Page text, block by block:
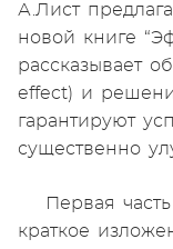
А.Лист
новой книге
рассказывает
effect) и
гарантируют
существенно
Первая
краткое